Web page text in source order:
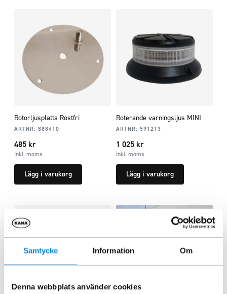
Samtycke Information Om
Denna webbplats använder cookies
Rotorljusplatta Rostfri
ARTNR: 888410
485 kr
Inkl. moms
Lägg i varukorg
Roterande varningsljus MINI
ARTNR: 591213
1 025 kr
Inkl. moms
Lägg i varukorg